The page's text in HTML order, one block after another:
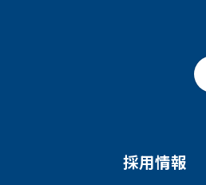
採用情報